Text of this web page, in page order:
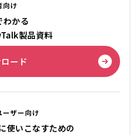
向け
わかる
製品資料
ード
ーザー向け
使いこなすための